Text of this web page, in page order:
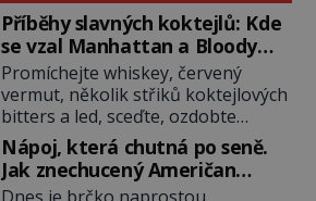
Příběhy slavných koktejlů: Kde
se vzal Manhattan a Bloody
Mary?
Promíchejte whiskey, červený
vermut, několik střiků koktejlových
bitters a led, sceďte, ozdobte
koktejlovou třešinkou a tadá…
Manhattan je tu! A pokud to má být
skutečně on, dejte si pozor, ať
Nápoj, která chutná po seně.
Jak znechucený Američan
vymyslel brčko